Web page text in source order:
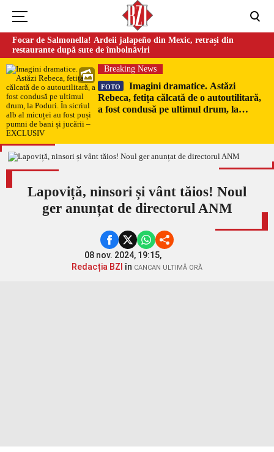
Focar de Salmonella! Ardeii jalapeño din Mexic, retrași din
restaurante după sute de îmbolnăviri
Breaking News
FOTO
Imagini dramatice. Astăzi
Rebeca, fetița călcată de o autoutilitară,
a fost condusă pe ultimul drum, la
EXCLUSIV
Lapoviță, ninsori și vânt tăios! Noul
ger anunțat de directorul ANM
08 nov. 2024, 19:15,
Redacția BZI în CANCAN ULTIMĂ ORĂ